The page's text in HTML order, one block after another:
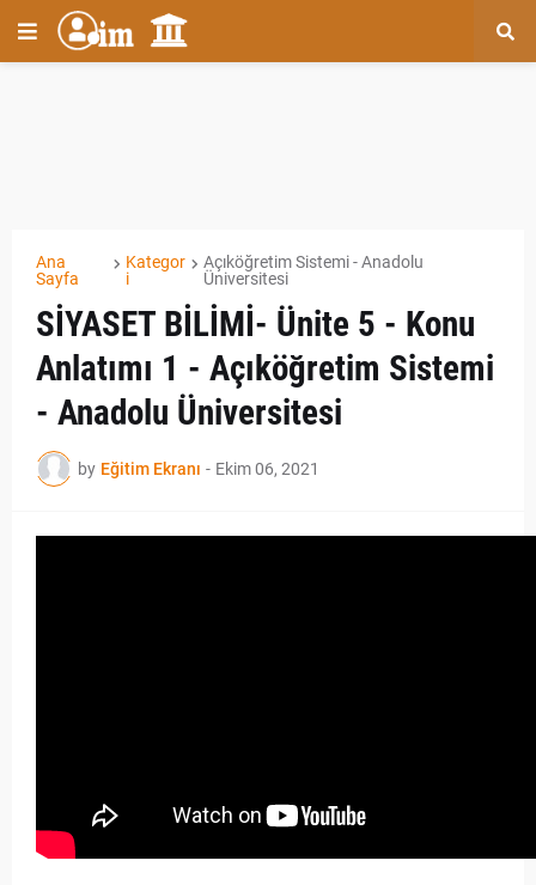
Ana
Sayfa
Kategor
i
Açıköğretim Sistemi - Anadolu
Üniversitesi
SİYASET BİLİMİ- Ünite 5 - Konu
Anlatımı 1 - Açıköğretim Sistemi
- Anadolu Üniversitesi
by Eğitim Ekranı - Ekim 06, 2021